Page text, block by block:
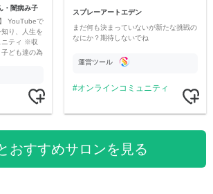
・闇病み子
YouTubeで
り、人生を
ニティ ※収
ども達の為
スプレーアートエデン
まだ何も決まっていないが新たな挑戦の
なにか？期待しないでね
運営ツール
オンラインコミュニティ
おすすめサロンを見る